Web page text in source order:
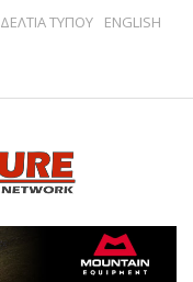
ΔΕΛΤΙΑ ΤΥΠΟΥ ENGLISH